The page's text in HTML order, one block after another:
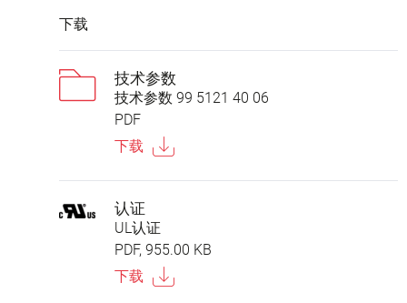
下载
技术参数
技术参数 99 5121 40 06
PDF
下载
认证
UL认证
PDF, 955.00 KB
下载